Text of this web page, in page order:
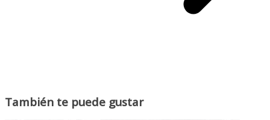
También te puede gustar